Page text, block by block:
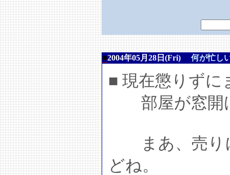
■2004年05月28日(Fri) 何が忙し
■ 現在懲りずに
部屋が窓開
まあ、売り
どね。